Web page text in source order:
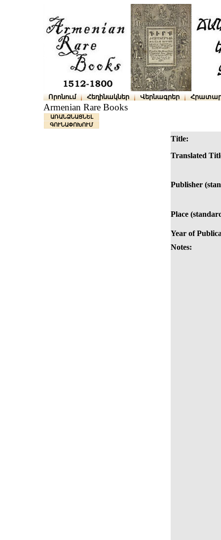
Որոնում Հեղինակներ Վերնագրեր
Armenian Rare Books
ԱՌԱՆՁՆԱՑՆԵԼ
ԳՈՒՆԱՓՈԽՈՒՄ
Title:
Translated
Publisher
Place
Year of
Notes: